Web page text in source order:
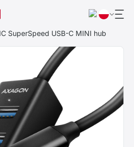
SuperSpeed USB-C MINI hub